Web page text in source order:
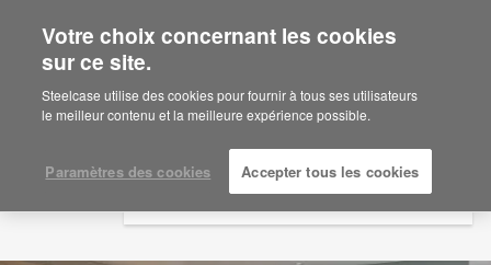
Are you in United States?
Would you like to see Products we sell in
your region?
English
Español
Votre choix concernant les cookies
sur ce site.
Steelcase utilise des cookies pour fournir à tous ses utilisateurs
le meilleur contenu et la meilleure expérience possible.
Paramètres des cookies Accepter tous les cookies